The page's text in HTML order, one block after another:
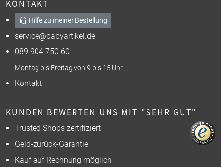
KONTAKT
Hilfe zu meiner Bestellung
service@babyartikel.de
089 904 750 60
Montag bis Freitag von 9 bis 15 Uhr
Kontakt
KUNDEN BEWERTEN UNS MIT "SEHR GUT"
Trusted Shops zertifiziert
Geld-zurück-Garantie
Kauf auf Rechnung möglich